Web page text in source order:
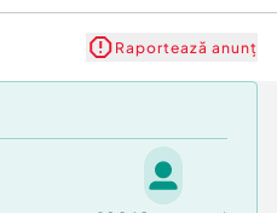
Raportează anunț